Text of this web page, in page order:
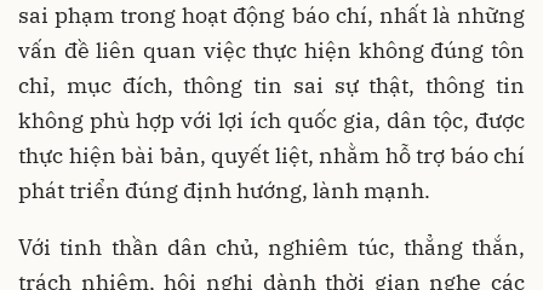
sai phạm trong hoạt động báo chí, nhất là những
vấn đề liên quan việc thực hiện không đúng tôn
chỉ, mục đích, thông tin sai sự thật, thông tin
không phù hợp với lợi ích quốc gia, dân tộc, được
thực hiện bài bản, quyết liệt, nhằm hỗ trợ báo chí
phát triển đúng định hướng, lành mạnh.
Với tinh thần dân chủ, nghiêm túc, thẳng thắn,
trách nhiệm, hội nghị dành thời gian nghe các